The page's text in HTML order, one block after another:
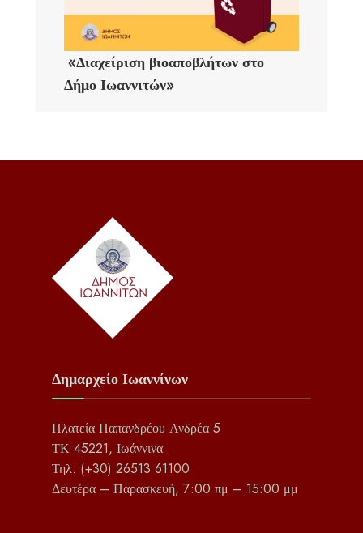
«Διαχείριση βιοαποβλήτων στο
Δήμο Ιωαννιτών»
Δημαρχείο Ιωαννίνων
Πλατεία Παπανδρέου Ανδρέα 5
ΤΚ 45221, Ιωάννινα
Τηλ: (+30) 26513 61100
Δευτέρα – Παρασκευή, 7:00 πμ – 15:00 μμ